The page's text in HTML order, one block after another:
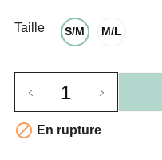
Taille S/M M/L
 En rupture